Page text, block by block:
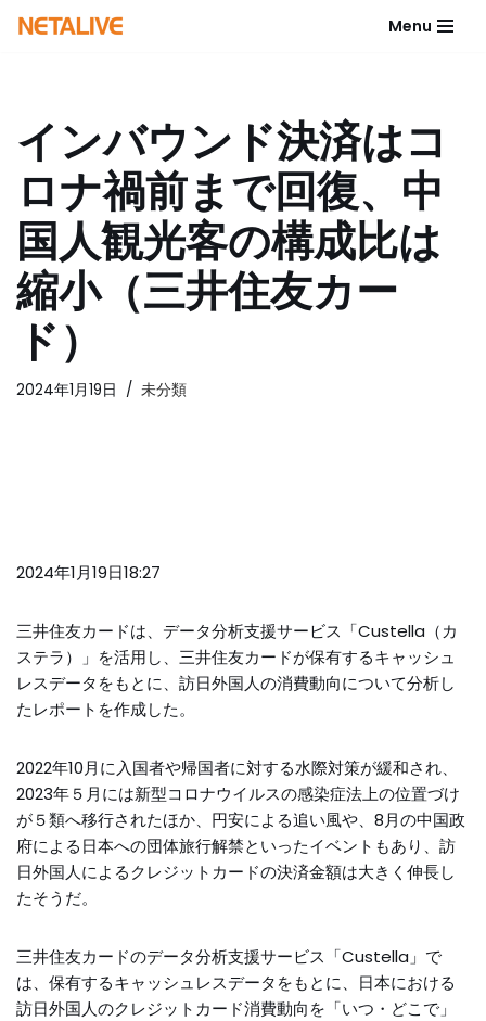
ン
へ
ス
キ
ッ
プ
Menu
インバウンド決済はコ
ロナ禍前まで回復、中
国人観光客の構成比は
縮小（三井住友カー
ド）
2024年1月19日 未分類
2024年1月19日18:27
三井住友カードは、データ分析支援サービス「Custella（カ
ステラ）」を活用し、三井住友カードが保有するキャッシュ
レスデータをもとに、訪日外国人の消費動向について分析し
たレポートを作成した。
2022年10月に入国者や帰国者に対する水際対策が緩和され、
2023年５月には新型コロナウイルスの感染症法上の位置づけ
が５類へ移行されたほか、円安による追い風や、8月の中国政
府による日本への団体旅行解禁といったイベントもあり、訪
日外国人によるクレジットカードの決済金額は大きく伸長し
たそうだ。
三井住友カードのデータ分析支援サービス「Custella」で
は、保有するキャッシュレスデータをもとに、日本における
訪日外国人のクレジットカード消費動向を「いつ・どこで」